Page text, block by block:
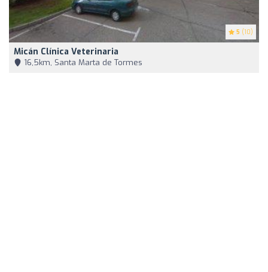
5 (10)
Micán Clínica Veterinaria
16,5km, Santa Marta de Tormes